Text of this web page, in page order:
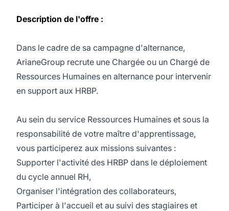
Description de l'offre :
Dans le cadre de sa campagne d'alternance,
ArianeGroup recrute une Chargée ou un Chargé de
Ressources Humaines en alternance pour intervenir
en support aux HRBP.
Au sein du service Ressources Humaines et sous la
responsabilité de votre maître d'apprentissage,
vous participerez aux missions suivantes :
Supporter l'activité des HRBP dans le déploiement
du cycle annuel RH,
Organiser l'intégration des collaborateurs,
Participer à l'accueil et au suivi des stagiaires et